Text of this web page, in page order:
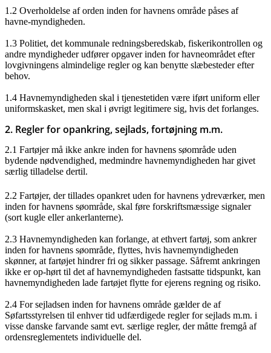
1.2 Overholdelse af orden inden for havnens område påses af
havne-myndigheden.
1.3 Politiet, det kommunale redningsberedskab, fiskerikontrollen og
andre myndigheder udfører opgaver inden for havneområdet efter
lovgivningens almindelige regler og kan benytte slæbesteder efter
behov.
1.4 Havnemyndigheden skal i tjenestetiden være iført uniform eller
uniformskasket, men skal i øvrigt legitimere sig, hvis det forlanges.
2. Regler for opankring, sejlads, fortøjning m.m.
2.1 Fartøjer må ikke ankre inden for havnens søområde uden
bydende nødvendighed, medmindre havnemyndigheden har givet
særlig tilladelse dertil.
2.2 Fartøjer, der tillades opankret uden for havnens ydreværker, men
inden for havnens søområde, skal føre forskriftsmæssige signaler
(sort kugle eller ankerlanterne).
2.3 Havnemyndigheden kan forlange, at ethvert fartøj, som ankrer
inden for havnens søområde, flyttes, hvis havnemyndigheden
skønner, at fartøjet hindrer fri og sikker passage. Såfremt ankringen
ikke er op-hørt til det af havnemyndigheden fastsatte tidspunkt, kan
havnemyndigheden lade fartøjet flytte for ejerens regning og risiko.
2.4 For sejladsen inden for havnens område gælder de af
Søfartsstyrelsen til enhver tid udfærdigede regler for sejlads m.m. i
visse danske farvande samt evt. særlige regler, der måtte fremgå af
ordensreglementets individuelle del.